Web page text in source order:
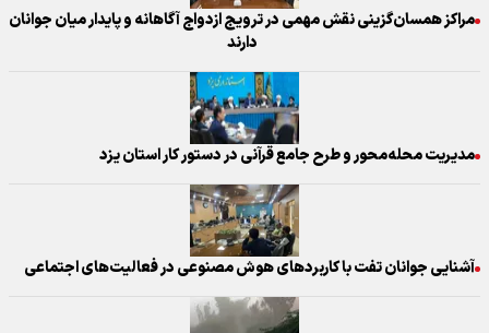
مراکز همسان‌گزینی نقش مهمی در ترویج ازدواج آگاهانه و پایدار میان جوانان
دارند
مدیریت محله‌محور و طرح جامع قرآنی در دستور کار استان یزد
آشنایی جوانان تفت با کاربردهای هوش مصنوعی در فعالیت‌های اجتماعی